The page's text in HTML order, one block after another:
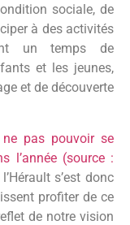
sociale, de
à des activités
un temps de
et les jeunes,
et de découverte
pas pouvoir se
l’année (source :
s’est donc
profiter de ce
de notre vision